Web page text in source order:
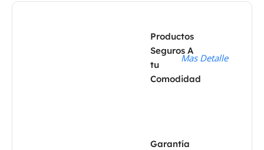
Productos
Seguros A
tu
Comodidad
Mas Detalle
Garantía